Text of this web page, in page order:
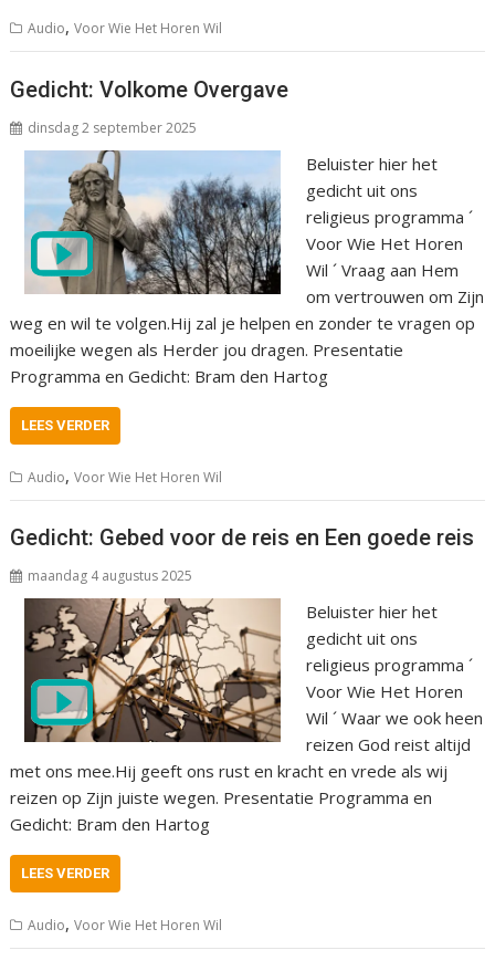
Audio,Voor Wie Het Horen Wil
Gedicht: Volkome Overgave
dinsdag 2 september 2025
Beluister hier het
gedicht uit ons
religieus programma ´
Voor Wie Het Horen
Wil ´ Vraag aan Hem
om vertrouwen om Zijn
weg en wil te volgen.Hij zal je helpen en zonder te vragen op
moeilijke wegen als Herder jou dragen. Presentatie
Programma en Gedicht: Bram den Hartog
LEES VERDER
Audio,Voor Wie Het Horen Wil
Gedicht: Gebed voor de reis en Een goede reis
maandag 4 augustus 2025
Beluister hier het
gedicht uit ons
religieus programma ´
Voor Wie Het Horen
Wil ´ Waar we ook heen
reizen God reist altijd
met ons mee.Hij geeft ons rust en kracht en vrede als wij
reizen op Zijn juiste wegen. Presentatie Programma en
Gedicht: Bram den Hartog
LEES VERDER
Audio,Voor Wie Het Horen Wil